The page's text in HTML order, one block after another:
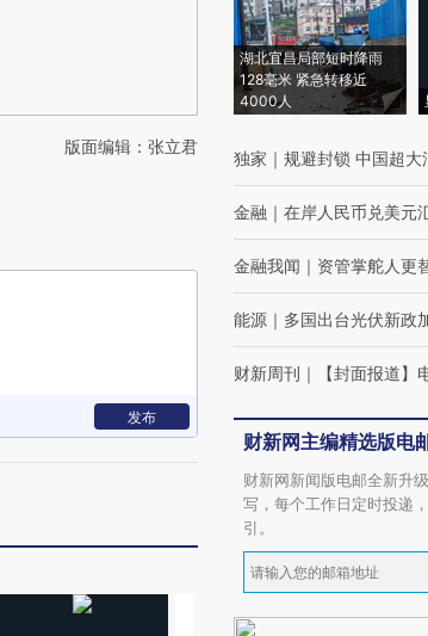
版面编辑：张立君
发布
湖北宜昌局部短时降雨
128毫米 紧急转移近
4000人
独家 ｜ 规避封锁 中国超大
金融 ｜ 在岸人民币兑美元
金融我闻 ｜ 资管掌舵人更
能源 ｜ 多国出台光伏新政
财新周刊 ｜ 【封面报道
财新网主编精选版电
财新网新闻版电邮全新升
写，每个工作日定时投递
引。